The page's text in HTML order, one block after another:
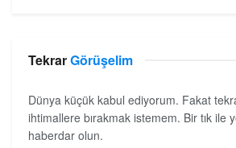
TekrarGörüşelim
Dünya küçük kabul ediyorum. Fakat
ihtimallere bırakmak istemem. Bir tık ile
haberdar olun.